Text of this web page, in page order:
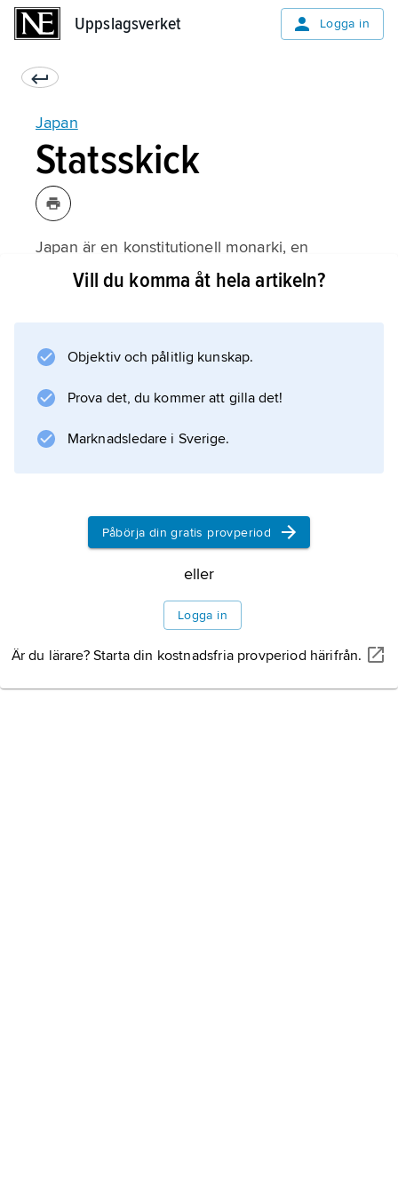
Uppslagsverket Logga in
Japan
Statsskick
Japan är en konstitutionell monarki, en
demokrati med ett folkvalt parlament och med
Akihito
till förmån för sin son
.
Information om artikeln
Vill du komma åt hela artikeln?
Objektiv och pålitlig kunskap.
Prova det, du kommer att gilla det!
Marknadsledare i Sverige.
Påbörja din gratis provperiod
eller
Logga in
Är du lärare? Starta din kostnadsfria provperiod härifrån.